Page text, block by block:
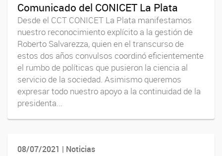
Comunicado del CONICET La Plata
Desde el CCT CONICET La Plata manifestamos
nuestro reconocimiento explícito a la gestión de
Roberto Salvarezza, quien en el transcurso de
estos dos años convulsos coordinó eficientemente
el rumbo de políticas que pusieron la ciencia al
servicio de la sociedad. Asimismo queremos
expresar todo nuestro apoyo a la continuidad de la
presidenta...
08/07/2021 | Noticias